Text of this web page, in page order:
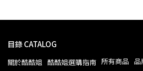
目錄 CATALOG
關於酷酷姐 酷酷姐選購指南 所有商品 品